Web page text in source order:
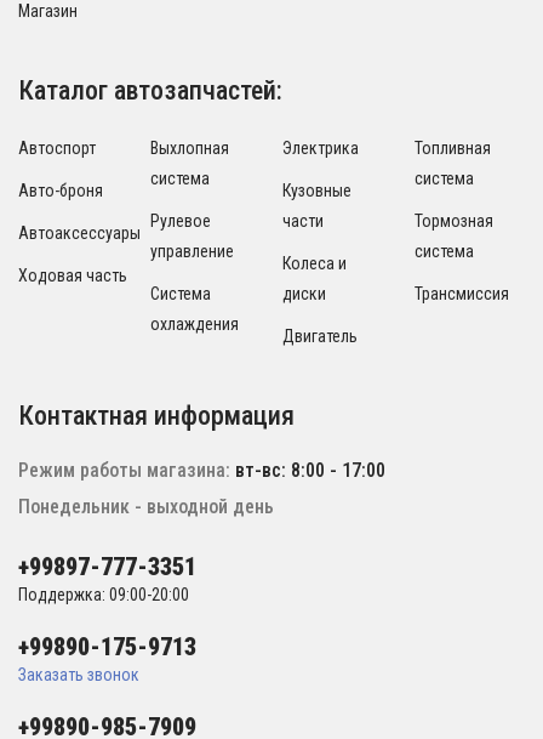
Магазин
Каталог автозапчастей:
Автоспорт
Авто-броня
Автоаксессуары
Ходовая часть
Выхлопная
система
Рулевое
управление
Система
охлаждения
Электрика
Кузовные
части
Колеса и
диски
Двигатель
Топливная
система
Тормозная
система
Трансмиссия
Контактная информация
Режим работы магазина: вт-вс: 8:00 - 17:00
Понедельник - выходной день
+99897-777-3351
Поддержка: 09:00-20:00
+99890-175-9713
Заказать звонок
+99890-985-7909